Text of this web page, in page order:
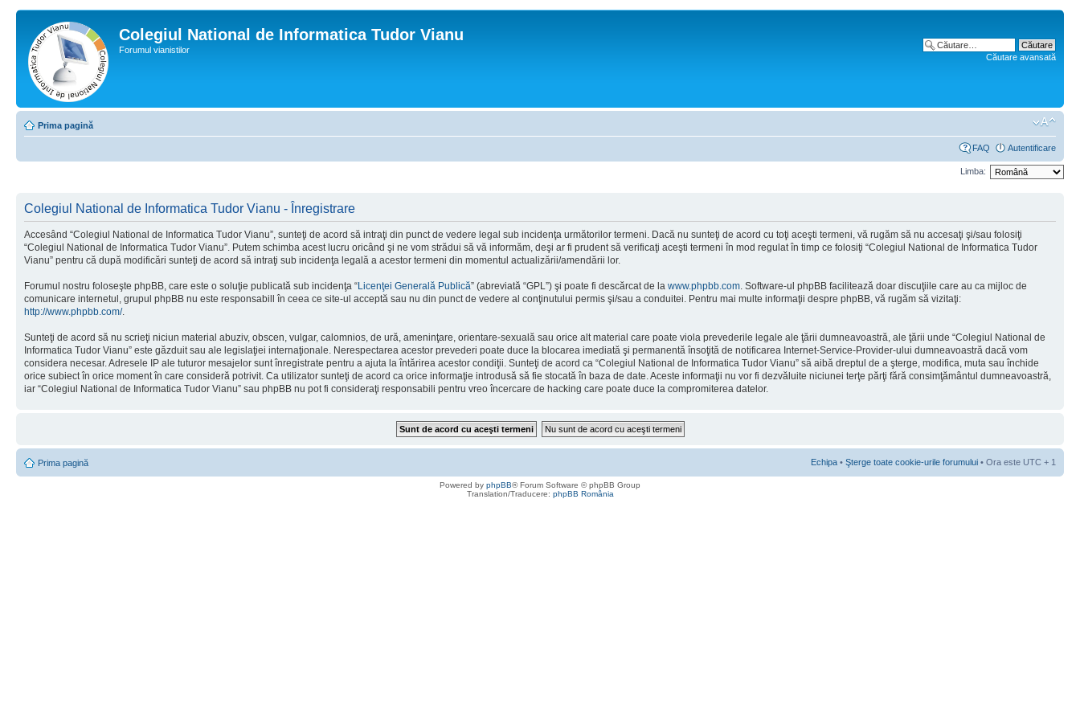
Colegiul National de Informatica Tudor Vianu
Forumul vianistilor
Căutare avansată
Prima pagină
FAQ Autentificare
Limba:
Colegiul National de Informatica Tudor Vianu - Înregistrare
Accesând “Colegiul National de Informatica Tudor Vianu”, sunteţi de acord să intraţi din punct de vedere legal sub incidenţa următorilor termeni. Dacă nu sunteţi de acord cu toţi aceşti termeni, vă rugăm să nu accesaţi şi/sau folosiţi
“Colegiul National de Informatica Tudor Vianu”. Putem schimba acest lucru oricând şi ne vom strădui să vă informăm, deşi ar fi prudent să verificaţi aceşti termeni în mod regulat în timp ce folosiţi “Colegiul National de Informatica Tudor
Vianu” pentru că după modificări sunteţi de acord să intraţi sub incidenţa legală a acestor termeni din momentul actualizării/amendării lor.
Forumul nostru foloseşte phpBB, care este o soluţie publicată sub incidenţa “Licenţei Generală Publică” (abreviată “GPL”) şi poate fi descărcat de la www.phpbb.com . Software-ul phpBB facilitează doar discuţiile care au ca mijloc de
comunicare internetul, grupul phpBB nu este responsabill în ceea ce site-ul acceptă sau nu din punct de vedere al conţinutului permis şi/sau a conduitei. Pentru mai multe informaţii despre phpBB, vă rugăm să vizitaţi:
http://www.phpbb.com/.
Sunteţi de acord să nu scrieţi niciun material abuziv, obscen, vulgar, calomnios, de ură, ameninţare, orientare-sexuală sau orice alt material care poate viola prevederile legale ale ţării dumneavoastră, ale ţării unde “Colegiul National de
Informatica Tudor Vianu” este găzduit sau ale legislaţiei internaţionale. Nerespectarea acestor prevederi poate duce la blocarea imediată şi permanentă însoţită de notificarea Internet-Service-Provider-ului dumneavoastră dacă vom
considera necesar. Adresele IP ale tuturor mesajelor sunt înregistrate pentru a ajuta la întărirea acestor condiţii. Sunteţi de acord ca “Colegiul National de Informatica Tudor Vianu” să aibă dreptul de a şterge, modifica, muta sau închide
orice subiect în orice moment în care consideră potrivit. Ca utilizator sunteţi de acord ca orice informaţie introdusă să fie stocată în baza de date. Aceste informaţii nu vor fi dezvăluite niciunei terţe părţi fără consimţământul dumneavoastră,
iar “Colegiul National de Informatica Tudor Vianu” sau phpBB nu pot fi consideraţi responsabili pentru vreo încercare de hacking care poate duce la compromiterea datelor.
Prima pagină Echipa • Şterge toate cookie-urile forumului • Ora este UTC + 1
Powered by phpBB® Forum Software © phpBB Group
Translation/Traducere: phpBB România